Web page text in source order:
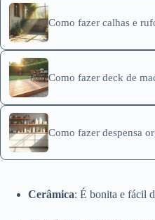
Como fazer calhas e
Como fazer deck de
Como fazer despensa
Cerâmica: É bonita e fácil